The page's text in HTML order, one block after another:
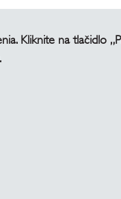
Kliknite na tlačidlo